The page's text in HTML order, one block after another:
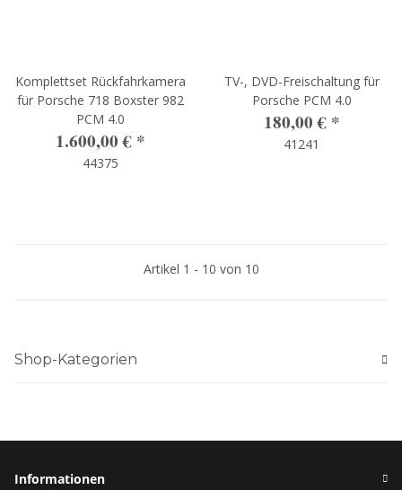
Komplettset Rückfahrkamera
für Porsche 718 Boxster 982
PCM 4.0
1.600,00 € *
44375
TV-, DVD-Freischaltung für
Porsche PCM 4.0
180,00 € *
41241
Artikel 1 - 10 von 10
Shop-Kategorien
Informationen